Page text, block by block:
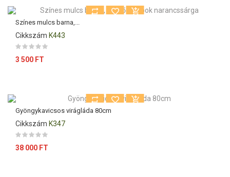
Színes mulcs barna,...
Cikkszám K443
Ár
3 500 FT
Gyöngykavicsos virágláda 80cm
Cikkszám K347
Ár
38 000 FT